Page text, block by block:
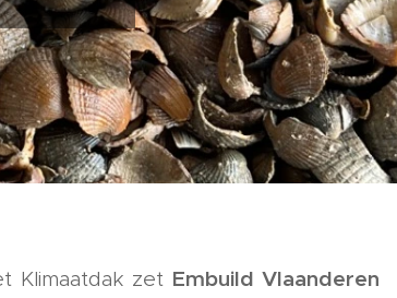
Klimaatdak zet Embuild Vlaanderen